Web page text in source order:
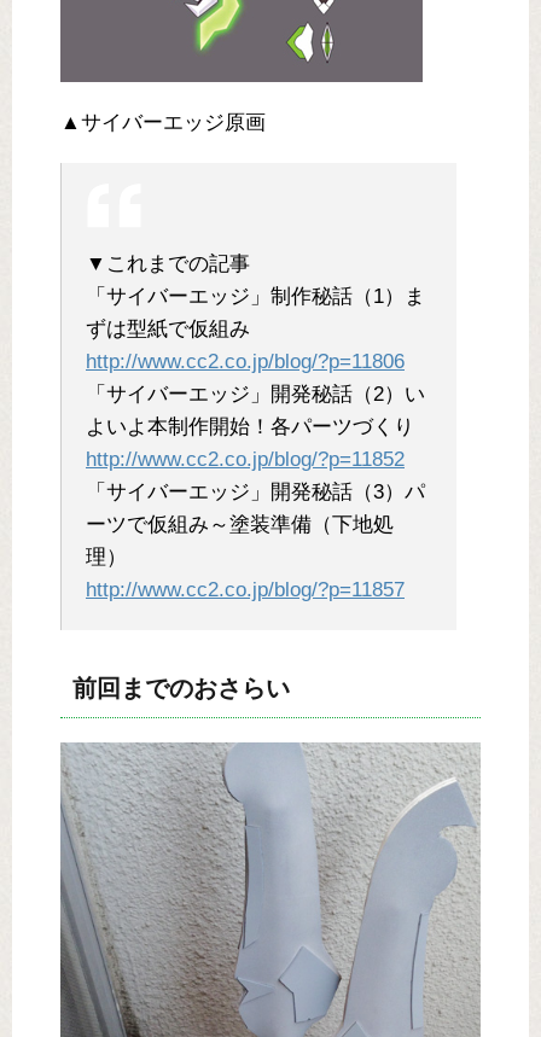
▲サイバーエッジ原画
▼これまでの記事
「サイバーエッジ」制作秘話（1）ま
ずは型紙で仮組み
http://www.cc2.co.jp/blog/?p=11806
「サイバーエッジ」開発秘話（2）い
よいよ本制作開始！各パーツづくり
http://www.cc2.co.jp/blog/?p=11852
「サイバーエッジ」開発秘話（3）パ
ーツで仮組み～塗装準備（下地処
理）
http://www.cc2.co.jp/blog/?p=11857
前回までのおさらい